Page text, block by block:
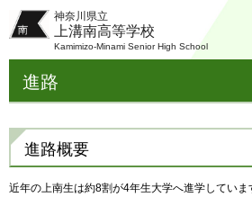
神奈川県立
上溝南高等学校
Kamimizo-Minami Senior High School
進路
進路概要
近年の上南生は約8割が4年生大学へ進学していま